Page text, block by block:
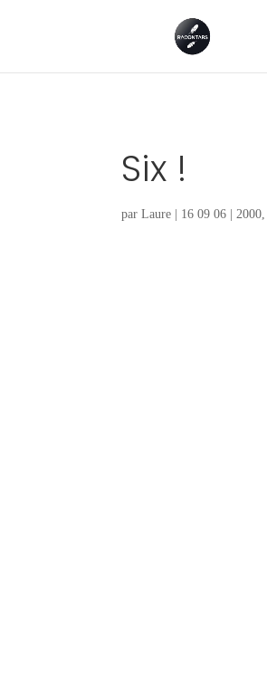
Six !
parLaure | 16 09 06 | 2000